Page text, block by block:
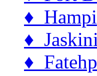
♦ Hampi
♦
♦